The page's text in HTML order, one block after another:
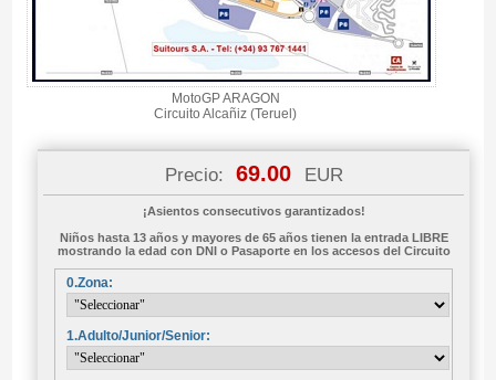
MotoGP ARAGON
Circuito Alcañiz (Teruel)
Precio: 69.00 EUR
¡Asientos consecutivos garantizados!
Niños hasta 13 años y mayores de 65 años tienen la entrada LIBRE
mostrando la edad con DNI o Pasaporte en los accesos del Circuito
0.Zona:
1.Adulto/Junior/Senior: